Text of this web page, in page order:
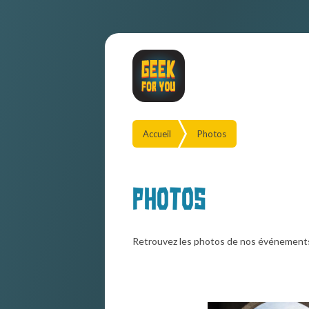
Accueil Photos
Photos
Retrouvez les photos de nos